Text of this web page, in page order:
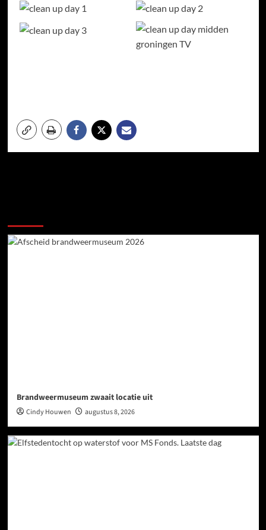
Brandweermuseum zwaait locatie uit
Cindy Houwen augustus 8, 2026